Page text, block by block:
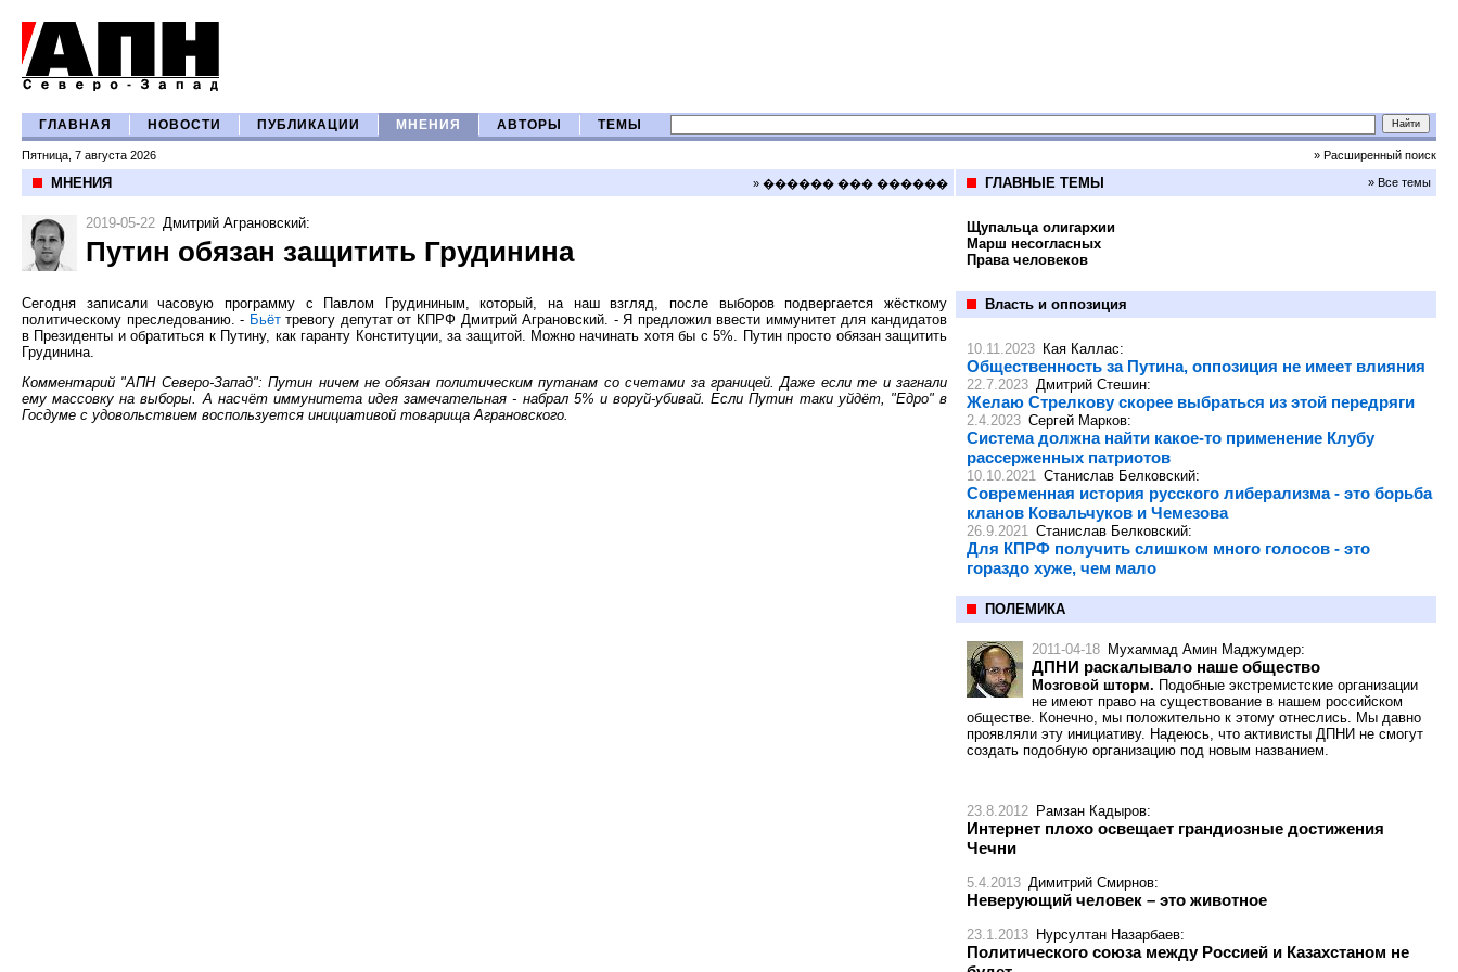
ГЛАВНАЯ НОВОСТИ ПУБЛИКАЦИИ МНЕНИЯ АВТОРЫ ТЕМЫ
Пятница, 7 августа 2026 » Расширенный поиск
МНЕНИЯ » ������ ��� ������
2019-05-22 Дмитрий Аграновский:
Путин обязан защитить Грудинина
Сегодня записали часовую программу с Павлом Грудининым, который, на наш взгляд, после выборов подвергается жёсткому
политическому преследованию. - Бьёттревогу депутат от КПРФ Дмитрий Аграновский. - Я предложил ввести иммунитет для кандидатов
в Президенты и обратиться к Путину, как гаранту Конституции, за защитой. Можно начинать хотя бы с 5%. Путин просто обязан защитить
Грудинина.
Комментарий "АПН Северо-Запад": Путин ничем не обязан политическим путанам со счетами за границей. Даже если те и загнали
ему массовку на выборы. А насчёт иммунитета идея замечательная - набрал 5% и воруй-убивай. Если Путин таки уйдёт, "Едро" в
Госдуме с удовольствием воспользуется инициативой товарища Аграновского.
ГЛАВНЫЕ ТЕМЫ » Все темы
Щупальца олигархии
Марш несогласных
Права человеков
Власть и оппозиция
10.11.2023 Кая Каллас:
Общественность за Путина, оппозиция не имеет влияния
22.7.2023 Дмитрий Стешин:
Желаю Стрелкову скорее выбраться из этой передряги
2.4.2023 Сергей Марков:
Система должна найти какое-то применение Клубу
рассерженных патриотов
10.10.2021 Станислав Белковский:
Современная история русского либерализма - это борьба
кланов Ковальчуков и Чемезова
26.9.2021 Станислав Белковский:
Для КПРФ получить слишком много голосов - это
гораздо хуже, чем мало
ПОЛЕМИКА
2011-04-18 Мухаммад Амин Маджумдер:
ДПНИ раскалывало наше общество
Мозговой шторм. Подобные экстремистские организации
не имеют право на существование в нашем российском
обществе. Конечно, мы положительно к этому отнеслись. Мы давно
проявляли эту инициативу. Надеюсь, что активисты ДПНИ не смогут
создать подобную организацию под новым названием.
23.8.2012 Рамзан Кадыров:
Интернет плохо освещает грандиозные достижения
Чечни
5.4.2013 Димитрий Смирнов:
Неверующий человек – это животное
23.1.2013 Нурсултан Назарбаев:
Политического союза между Россией и Казахстаном не